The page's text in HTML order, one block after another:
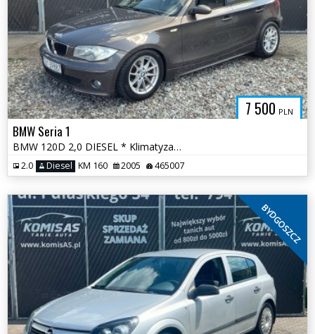
7 500 PLN
BMW Seria 1
BMW 120D 2,0 DIESEL * Klimatyzacja Skóry Elektryka * Gotowe do jazdy
2.0 Diesel KM 160 2005 465007
BYDGOSZCZ